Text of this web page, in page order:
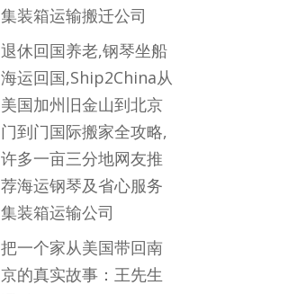
集装箱运输搬迁公司
退休回国养老,钢琴坐船
海运回国,Ship2China从
美国加州旧金山到北京
门到门国际搬家全攻略,
许多一亩三分地网友推
荐海运钢琴及省心服务
集装箱运输公司
把一个家从美国带回南
京的真实故事：王先生